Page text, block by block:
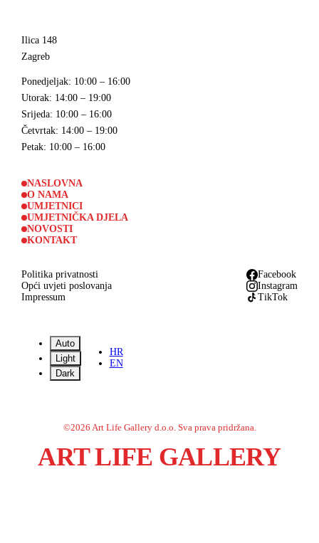
Ilica 148
Zagreb
Ponedjeljak: 10:00 – 16:00
Utorak: 14:00 – 19:00
Srijeda: 10:00 – 16:00
Četvrtak: 14:00 – 19:00
Petak: 10:00 – 16:00
NASLOVNA
O NAMA
UMJETNICI
UMJETNIČKA DJELA
NOVOSTI
KONTAKT
Politika privatnosti
Opći uvjeti poslovanja
Impressum
Facebook
Instagram
TikTok
Auto
Light
Dark
HR
EN
©2026 Art Life Gallery d.o.o. Sva prava pridržana.
ART LIFE GALLERY